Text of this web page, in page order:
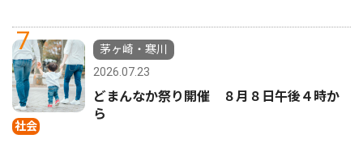
7
社会
茅ヶ崎・寒川
2026.07.23
どまんなか祭り開催 ８月８日午後４時か
ら